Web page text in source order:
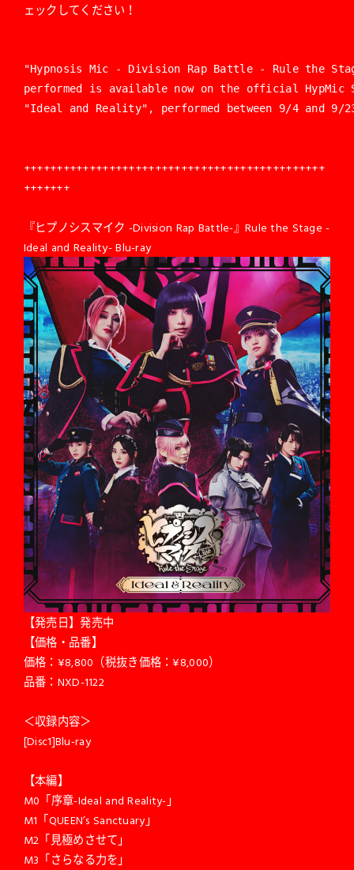
ェックしてください！
"Hypnosis Mic - Division Rap Battle - Rule the
performed is available now on the official HypMic
"Ideal and Reality", performed between 9/4 and
++++++++++++++++++++++++++++++++++++++++++++++
+++++++
『ヒプノシスマイク -Division Rap Battle-』Rule the Stage -
Ideal and Reality- Blu-ray
【発売日】発売中
【価格・品番】
価格：¥8,800（税抜き価格：¥8,000）
品番：NXD-1122
＜収録内容＞
[Disc1]Blu-ray
【本編】
M0「序章-Ideal and Reality-」
M1「QUEEN’s Sanctuary」
M2「見極めさせて」
M3「さらなる力を」